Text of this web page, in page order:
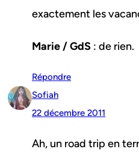
exactement les
Marie / GdS : de rien.
Répondre
Sofiah
22 décembre 2011
Ah, un road trip en